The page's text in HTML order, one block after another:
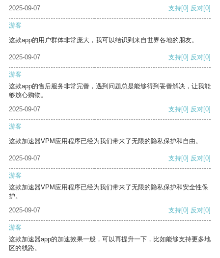
2025-09-07
支持[0] 反对[0]
游客
这款app的用户群体非常庞大，我可以结识到来自世界各地的朋友。
2025-09-07 支持[0] 反对[0]
游客
这款app的售后服务非常完善，遇到问题总是能够得到妥善解决，让我能
够放心购物。
2025-09-07
支持[0] 反对[0]
游客
这款加速器VPM应用程序已经为我们带来了无限的隐私保护和自由。
2025-09-07 支持[0] 反对[0]
游客
这款加速器VPM应用程序已经为我们带来了无限的隐私保护和安全性保
护。
2025-09-07
支持[0] 反对[0]
游客
这款加速器app的加速效果一般，可以再提升一下，比如能够支持更多地
区的线路。